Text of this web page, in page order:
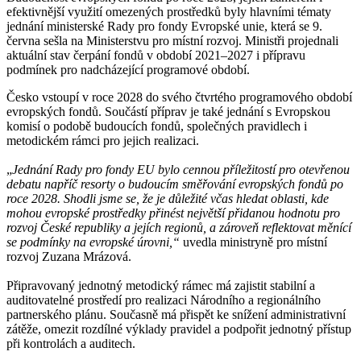
efektivnější využití omezených prostředků byly hlavními tématy
jednání ministerské Rady pro fondy Evropské unie, která se 9.
června sešla na Ministerstvu pro místní rozvoj. Ministři projednali
aktuální stav čerpání fondů v období 2021–2027 i přípravu
podmínek pro nadcházející programové období.
Česko vstoupí v roce 2028 do svého čtvrtého programového období
evropských fondů. Součástí příprav je také jednání s Evropskou
komisí o podobě budoucích fondů, společných pravidlech i
metodickém rámci pro jejich realizaci.
„Jednání Rady pro fondy EU bylo cennou příležitostí pro otevřenou
debatu napříč resorty o budoucím směřování evropských fondů po
roce 2028. Shodli jsme se, že je důležité včas hledat oblasti, kde
mohou evropské prostředky přinést největší přidanou hodnotu pro
rozvoj České republiky a jejích regionů, a zároveň reflektovat měnící
se podmínky na evropské úrovni,“ uvedla ministryně pro místní
rozvoj Zuzana Mrázová.
Připravovaný jednotný metodický rámec má zajistit stabilní a
auditovatelné prostředí pro realizaci Národního a regionálního
partnerského plánu. Současně má přispět ke snížení administrativní
zátěže, omezit rozdílné výklady pravidel a podpořit jednotný přístup
při kontrolách a auditech.